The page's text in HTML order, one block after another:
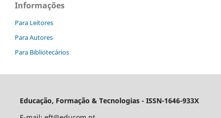
Informações
Para Leitores
Para Autores
Para Bibliotecários
Educação, Formação & Tecnologias - ISSN-1646-933X